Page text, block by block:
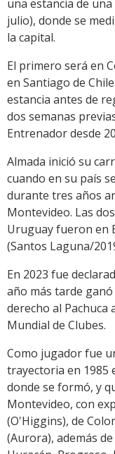
una estancia de
julio), donde se
la capital.
El primero será en
en Santiago de
estancia antes de
dos semanas
Entrenador desde
Almada inició su
cuando en su país
durante tres años
Montevideo. Las
Uruguay fueron en
(Santos Laguna/
En 2023 fue
año más tarde
derecho al Pachuca
Mundial de Clubes.
Como jugador fue
trayectoria en 1985
donde se formó, y
Montevideo, con
(O'Higgins), de
(Aurora), además